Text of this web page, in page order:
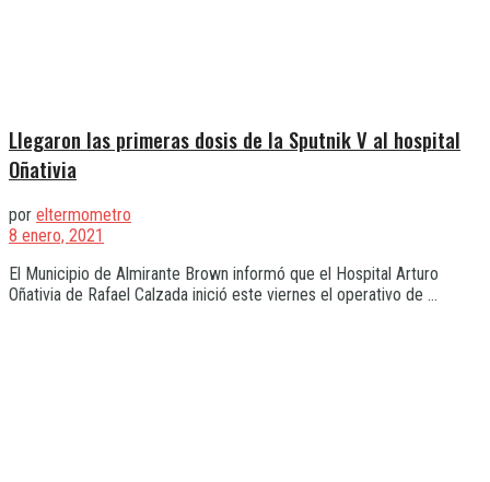
Llegaron las primeras dosis de la Sputnik V al hospital
Oñativia
por eltermometro
8 enero, 2021
El Municipio de Almirante Brown informó que el Hospital Arturo
Oñativia de Rafael Calzada inició este viernes el operativo de ...